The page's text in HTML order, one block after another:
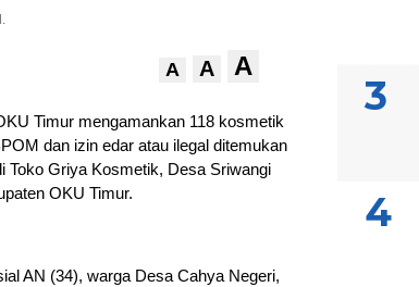
A A A
Timur mengamankan 118 kosmetik
dan izin edar atau ilegal ditemukan
Toko Griya Kosmetik, Desa Sriwangi
OKU Timur.
AN (34), warga Desa Cahya Negeri,